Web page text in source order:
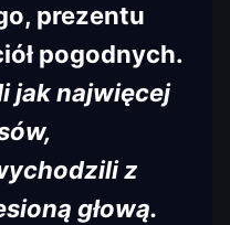
prezentu
pogodnych.
jak najwięcej
z
g łową.